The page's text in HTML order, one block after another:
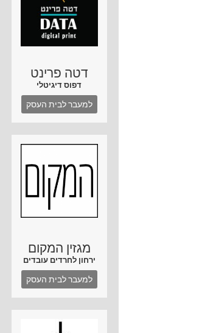
דטה פרינט
דפוס דיגיטלי
למעבר לבית העסק
מגזין המקום
ירחון לחרדים עובדים
למעבר לבית העסק